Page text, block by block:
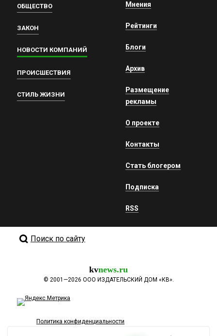
ОБЩЕСТВО
ЗАКОН
НОВОСТИ КОМПАНИЙ
ПРОИСШЕСТВИЯ
СТИЛЬ ЖИЗНИ
Мнения
Рейтинги
Блоги
Архив
Размещение
рекламы
О проекте
Контакты
Стать блогером
Подписка
RSS
Поиск по сайту
kvnews.ru
© 2001—2026 ООО ИЗДАТЕЛЬСКИЙ ДОМ «КВ».
Политика конфиденциальности